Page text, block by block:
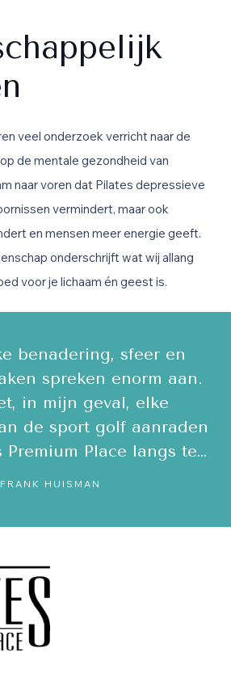
veel onderzoek verricht naar de
de mentale gezondheid van
naar voren dat Pilates depressieve
vermindert, maar ook
en mensen meer energie geeft.
onderschrijft wat wij allang
voor je lichaam én geest is.
Mat groepsles en een
privé sessie op de
gehad van Diani. Zij is
kundig en doceert én
goed. Ik ben echt fan!…
NEELTJE GAST